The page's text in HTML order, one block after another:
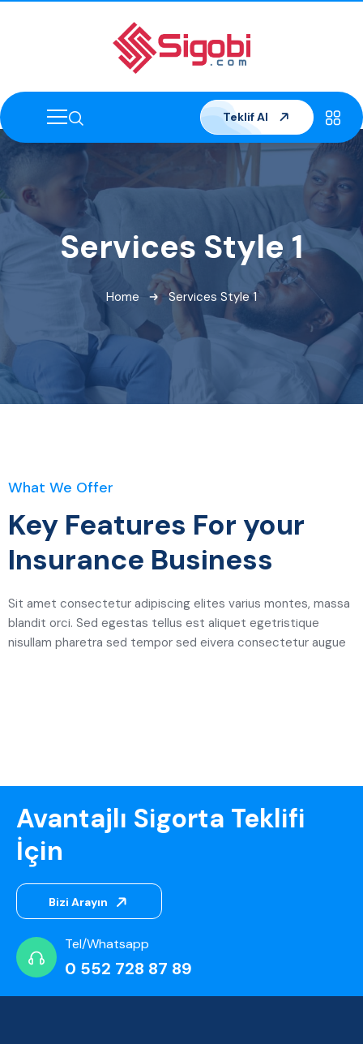
Teklif Al
Services Style 1
Home Services Style 1
What We Offer
Key Features For your
Insurance Business
Sit amet consectetur adipiscing elites varius montes, massa
blandit orci. Sed egestas tellus est aliquet egetristique
nisullam pharetra sed tempor sed eivera consectetur augue
Avantajlı Sigorta Teklifi
İçin
Bizi Arayın
Tel/Whatsapp
0 552 728 87 89